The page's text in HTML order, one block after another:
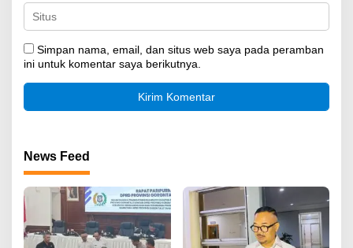
Simpan nama, email, dan situs web saya pada peramban
ini untuk komentar saya berikutnya.
News Feed